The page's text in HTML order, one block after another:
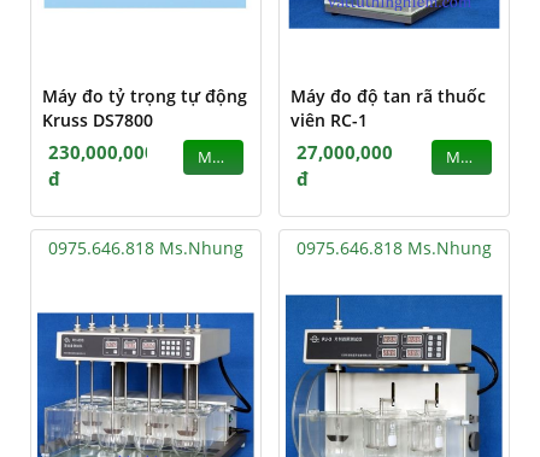
Máy đo tỷ trọng tự động
Kruss DS7800
230,000,000
đ
MUA
Máy đo độ tan rã thuốc
viên RC-1
27,000,000
đ
MUA
0975.646.818 Ms.Nhung 0975.646.818 Ms.Nhung